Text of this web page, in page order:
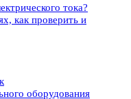
тока?
как проверить и
оборудования